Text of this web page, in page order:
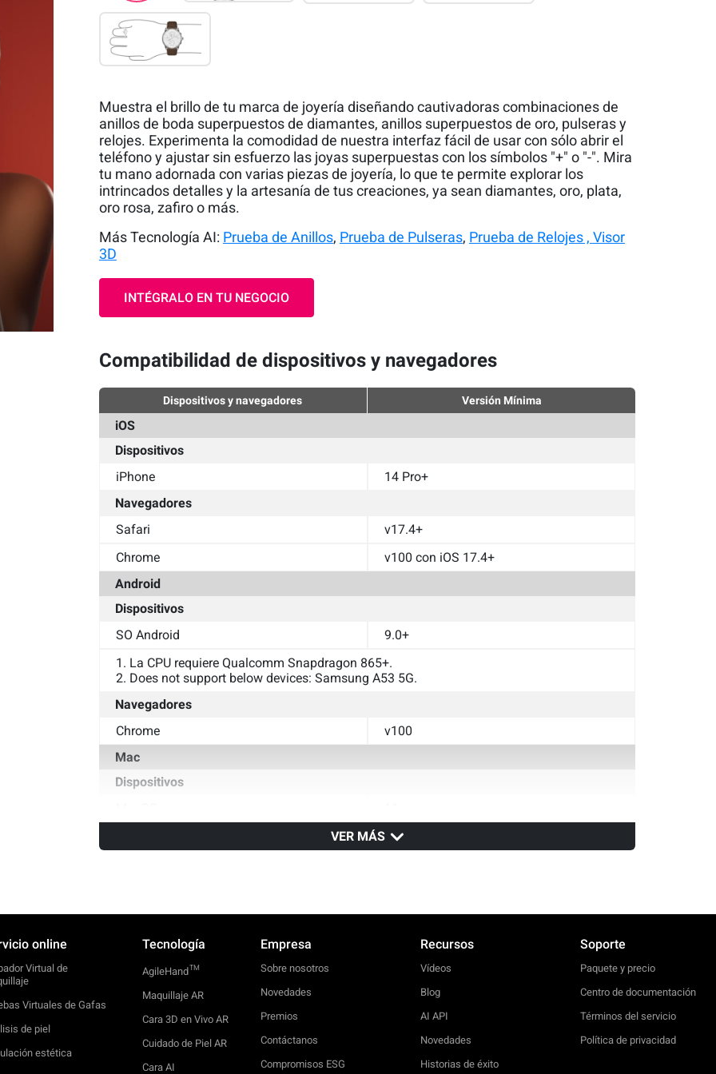
Muestra el brillo de tu marca de joyería diseñando cautivadoras combinaciones de
anillos de boda superpuestos de diamantes, anillos superpuestos de oro, pulseras y
relojes. Experimenta la comodidad de nuestra interfaz fácil de usar con sólo abrir el
teléfono y ajustar sin esfuerzo las joyas superpuestas con los símbolos "+" o "-". Mira
tu mano adornada con varias piezas de joyería, lo que te permite explorar los
intrincados detalles y la artesanía de tus creaciones, ya sean diamantes, oro, plata,
oro rosa, zafiro o más.
Más Tecnología AI: Prueba de Anillos, Prueba de Pulseras, Prueba de Relojes , Visor
3D
INTÉGRALO EN TU NEGOCIO
Compatibilidad de dispositivos y navegadores
Dispositivos y navegadores Versión Mínima
iOS
Dispositivos
iPhone
14 Pro+
Navegadores
Safari
v17.4+
Chrome
v100 con iOS 17.4+
Android
Dispositivos
SO Android
9.0+
1. La CPU requiere Qualcomm Snapdragon 865+.
2. Does not support below devices: Samsung A53 5G.
Navegadores
Chrome
v100
Mac
Dispositivos
Chrome
v100
VER MÁS
online
Virtual de
Virtuales de Gafas
de piel
estética
Tecnología
AgileHandTM
Maquillaje AR
Cara 3D en Vivo AR
Cuidado de Piel AR
Cara AI
Empresa
Sobre nosotros
Novedades
Premios
Contáctanos
Compromisos ESG
Recursos
Vídeos
Blog
AI API
Novedades
Historias de éxito
Soporte
Paquete y precio
Centro de documentación
Términos del servicio
Política de privacidad